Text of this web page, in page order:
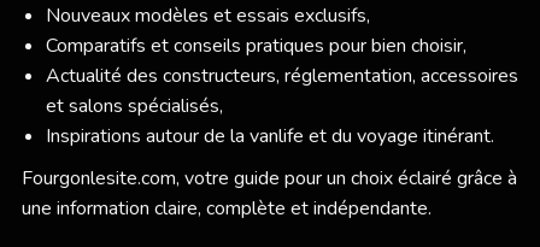
Nouveaux modèles et essais exclusifs,
Comparatifs et conseils pratiques pour bien choisir,
Actualité des constructeurs, réglementation, accessoires
et salons spécialisés,
Inspirations autour de la vanlife et du voyage itinérant.
Fourgonlesite.com, votre guide pour un choix éclairé grâce à
une information claire, complète et indépendante.